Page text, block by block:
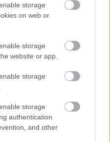
storage
on web or
storage
website or app.
storage
storage
authentication
and other
“Nevaru iztēloties
četrgadnieku vienu
vīriešu ģērbtuvē…”